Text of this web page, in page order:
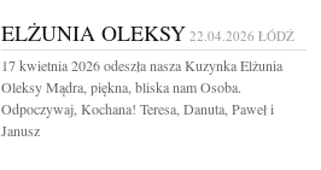
ELŻUNIA OLEKSY 22.04.2026 ŁÓDŹ
17 kwietnia 2026 odeszła nasza Kuzynka Elżunia
Oleksy Mądra, piękna, bliska nam Osoba.
Odpoczywaj, Kochana! Teresa, Danuta, Paweł i
Janusz